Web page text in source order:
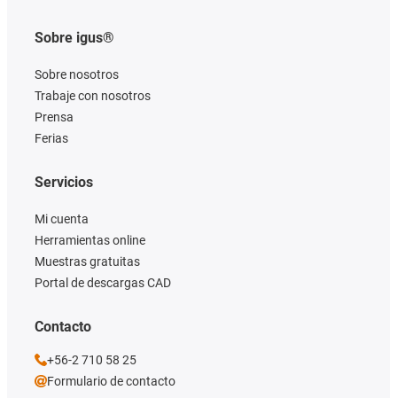
Sobre igus®
Sobre nosotros
Trabaje con nosotros
Prensa
Ferias
Servicios
Mi cuenta
Herramientas online
Muestras gratuitas
Portal de descargas CAD
Contacto
+56-2 710 58 25
Formulario de contacto